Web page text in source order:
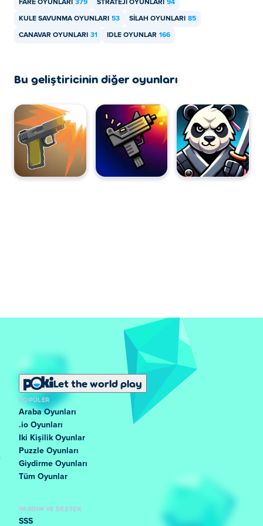
Day of Meat Castle oyununu bilgisayarınızda ve telefon,
tablet gibi mobil cihazlarınızda oynayabilirsiniz.
FARE OYUNLARI 379 STRATEJI OYUNLARI 94
KULE SAVUNMA OYUNLARI 53 SILAH OYUNLARI 85
CANAVAR OYUNLARI 31 IDLE OYUNLAR 166
Bu geliştiricinin diğer oyunları
Let the world play
POPÜLER
Araba Oyunları
.io Oyunları
Iki Kişilik Oyunlar
Puzzle Oyunları
Giydirme Oyunları
Tüm Oyunlar
YARDIM VE DESTEK
SSS